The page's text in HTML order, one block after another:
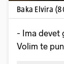
Baka Elvira
- Ima devet
Volim te